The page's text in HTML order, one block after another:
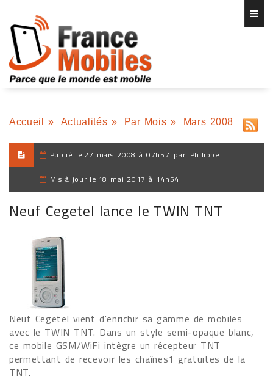
Accueil » Actualités » Par Mois » Mars 2008
Publié le 27 mars 2008 à 07h57 par Philippe
Mis à jour le 18 mai 2017 à 14h54
Neuf Cegetel lance le TWIN TNT
Neuf Cegetel vient d'enrichir sa gamme de mobiles
avec le TWIN TNT. Dans un style semi-opaque blanc,
ce mobile GSM/WiFi intègre un récepteur TNT
permettant de recevoir les chaînes1 gratuites de la
TNT.